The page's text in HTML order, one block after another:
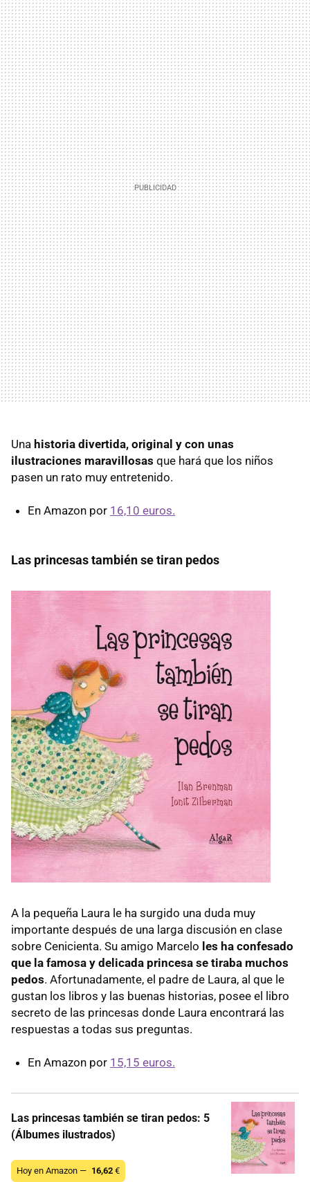
Una historia divertida, original y con unas
ilustraciones maravillosas que hará que los niños
pasen un rato muy entretenido.
En Amazon por 16,10 euros.
Las princesas también se tiran pedos
A la pequeña Laura le ha surgido una duda muy
importante después de una larga discusión en clase
sobre Cenicienta. Su amigo Marcelo les ha confesado
que la famosa y delicada princesa se tiraba muchos
pedos. Afortunadamente, el padre de Laura, al que le
gustan los libros y las buenas historias, posee el libro
secreto de las princesas donde Laura encontrará las
respuestas a todas sus preguntas.
En Amazon por 15,15 euros.
Las princesas también se tiran pedos: 5
(Álbumes ilustrados)
Hoy en Amazon — 16,62 €